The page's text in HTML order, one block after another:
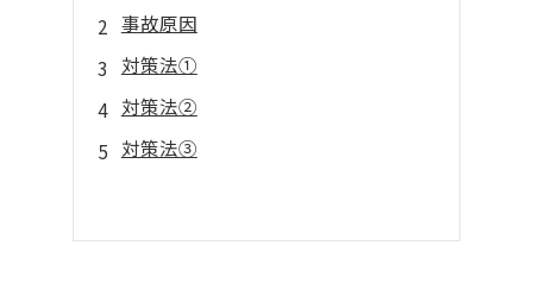
事故原因
対策法①
対策法②
対策法③